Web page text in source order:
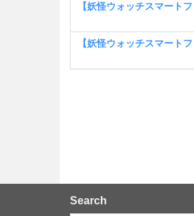
【妖怪ウォッチスマート
【妖怪ウォッチスマート
Search